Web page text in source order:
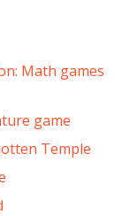
Math games
game
Temple